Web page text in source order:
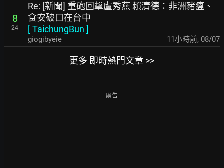
8
24
Re: [新聞] 重砲回擊盧秀燕 賴清德：非洲豬瘟、
食安破口在台中
[TaichungBun ]
giogibyeie 11小時前, 08/07
更多 即時熱門文章 >>
廣告